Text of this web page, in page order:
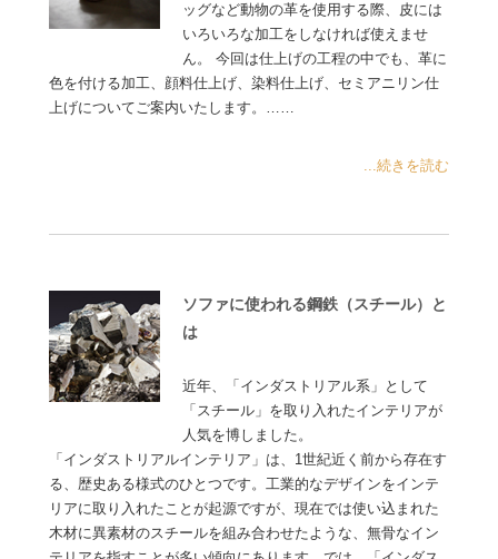
ッグなど動物の革を使用する際、皮には
いろいろな加工をしなければ使えませ
ん。 今回は仕上げの工程の中でも、革に
色を付ける加工、顔料仕上げ、染料仕上げ、セミアニリン仕
上げについてご案内いたします。……
...続きを読む
ソファに使われる鋼鉄（スチール）と
は
近年、「インダストリアル系」として
「スチール」を取り入れたインテリアが
人気を博しました。
「インダストリアルインテリア」は、1世紀近く前から存在す
る、歴史ある様式のひとつです。工業的なデザインをインテ
リアに取り入れたことが起源ですが、現在では使い込まれた
木材に異素材のスチールを組み合わせたような、無骨なイン